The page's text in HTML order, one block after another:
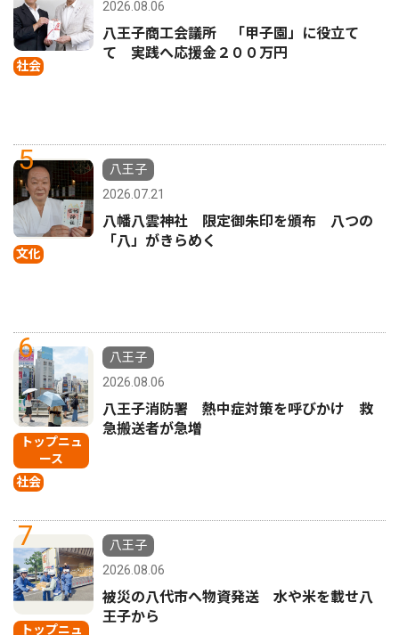
社会
2026.08.06
八王子商工会議所 「甲子園」に役立て
て 実践へ応援金２００万円
5
文化
八王子
2026.07.21
八幡八雲神社 限定御朱印を頒布 八つの
「八」がきらめく
6
トップニュ
ース
社会
八王子
2026.08.06
八王子消防署 熱中症対策を呼びかけ 救
急搬送者が急増
7
トップニュ
八王子
2026.08.06
被災の八代市へ物資発送 水や米を載せ八
王子から